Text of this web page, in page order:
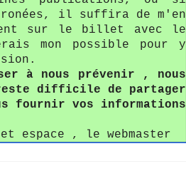
il suffira de m'en
sur le billet avec le
mon possible pour y
à nous prévenir , nous
difficile de partager
fournir vos informations
espace , le webmaster